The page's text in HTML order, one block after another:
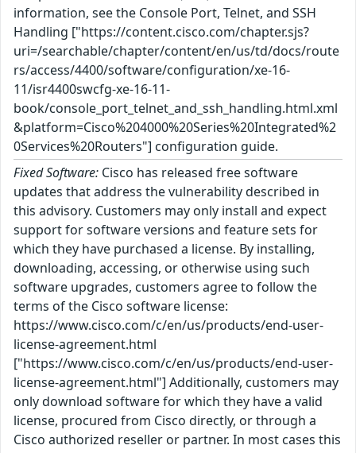
information, see the Console Port, Telnet, and SSH
Handling ["https://content.cisco.com/chapter.sjs?
uri=/searchable/chapter/content/en/us/td/docs/route
rs/access/4400/software/configuration/xe-16-
11/isr4400swcfg-xe-16-11-
book/console_port_telnet_and_ssh_handling.html.xml
&platform=Cisco%204000%20Series%20Integrated%2
0Services%20Routers"] configuration guide.
Fixed Software: Cisco has released free software
updates that address the vulnerability described in
this advisory. Customers may only install and expect
support for software versions and feature sets for
which they have purchased a license. By installing,
downloading, accessing, or otherwise using such
software upgrades, customers agree to follow the
terms of the Cisco software license:
https://www.cisco.com/c/en/us/products/end-user-
license-agreement.html
["https://www.cisco.com/c/en/us/products/end-user-
license-agreement.html"] Additionally, customers may
only download software for which they have a valid
license, procured from Cisco directly, or through a
Cisco authorized reseller or partner. In most cases this